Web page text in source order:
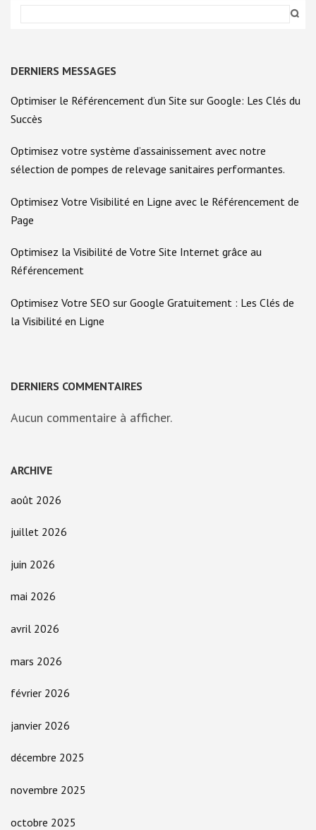
DERNIERS MESSAGES
Optimiser le Référencement d’un Site sur Google: Les Clés du
Succès
Optimisez votre système d’assainissement avec notre
sélection de pompes de relevage sanitaires performantes.
Optimisez Votre Visibilité en Ligne avec le Référencement de
Page
Optimisez la Visibilité de Votre Site Internet grâce au
Référencement
Optimisez Votre SEO sur Google Gratuitement : Les Clés de
la Visibilité en Ligne
DERNIERS COMMENTAIRES
Aucun commentaire à afficher.
ARCHIVE
août 2026
juillet 2026
juin 2026
mai 2026
avril 2026
mars 2026
février 2026
janvier 2026
décembre 2025
novembre 2025
octobre 2025